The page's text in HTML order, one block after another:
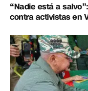
“Nadie está a
contra activistas en